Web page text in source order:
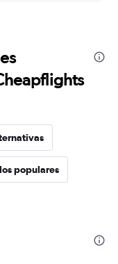
populares